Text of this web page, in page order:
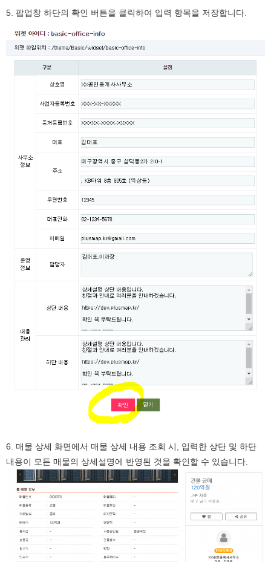
5. 팝업창 하단의 확인 버튼을 클릭하여 입력 항목을 저장합니다.
6. 매물 상세 화면에서 매물 상세 내용 조회 시, 입력한 상단 및 하단
내용이 모든 매물의 상세설명에 반영된 것을 확인할 수 있습니다.